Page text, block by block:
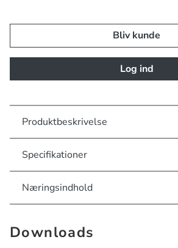
Bliv kunde
Log ind
Produktbeskrivelse
Specifikationer
Næringsindhold
Downloads